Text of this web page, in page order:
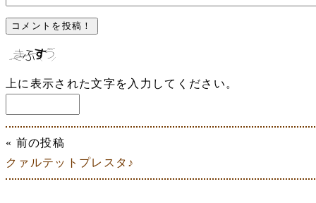
上に表示された文字を入力してください。
« 前の投稿
クァルテットプレスタ♪